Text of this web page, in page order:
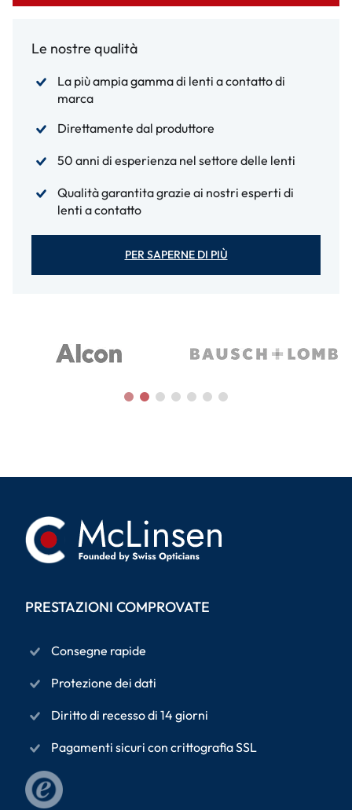
Le nostre qualità
La più ampia gamma di lenti a contatto di
marca
Direttamente dal produttore
50 anni di esperienza nel settore delle lenti
Qualità garantita grazie ai nostri esperti di
lenti a contatto
PER SAPERNE DI PIÙ
PRESTAZIONI COMPROVATE
Consegne rapide
Protezione dei dati
Diritto di recesso di 14 giorni
Pagamenti sicuri con crittografia SSL